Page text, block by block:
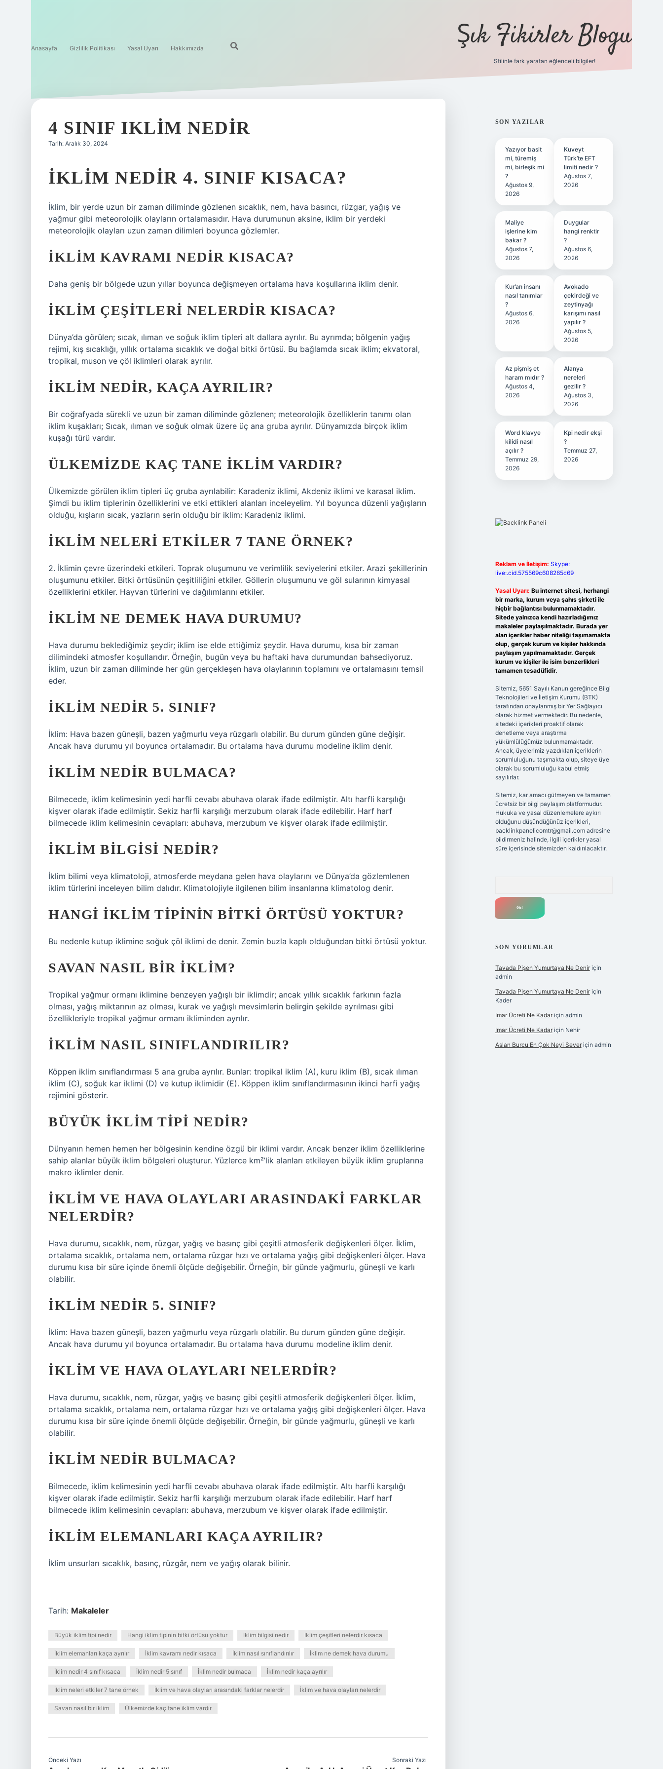
Anasayfa Gizlilik Politikası Yasal Uyarı Hakkımızda Şık Fikirler Blogu
Stilinle fark yaratan eğlenceli bilgiler!
4 SINIF IKLIM NEDIR
Tarih: Aralık 30, 2024
İKLIM NEDIR 4. SINIF KISACA?
İklim, bir yerde uzun bir zaman diliminde gözlenen sıcaklık, nem, hava basıncı, rüzgar, yağış ve
yağmur gibi meteorolojik olayların ortalamasıdır. Hava durumunun aksine, iklim bir yerdeki
meteorolojik olayları uzun zaman dilimleri boyunca gözlemler.
İKLIM KAVRAMI NEDIR KISACA?
Daha geniş bir bölgede uzun yıllar boyunca değişmeyen ortalama hava koşullarına iklim denir.
İKLIM ÇEŞITLERI NELERDIR KISACA?
Dünya’da görülen; sıcak, ılıman ve soğuk iklim tipleri alt dallara ayrılır. Bu ayrımda; bölgenin yağış
rejimi, kış sıcaklığı, yıllık ortalama sıcaklık ve doğal bitki örtüsü. Bu bağlamda sıcak iklim; ekvatoral,
tropikal, muson ve çöl iklimleri olarak ayrılır.
İKLIM NEDIR, KAÇA AYRILIR?
Bir coğrafyada sürekli ve uzun bir zaman diliminde gözlenen; meteorolojik özelliklerin tanımı olan
iklim kuşakları; Sıcak, ılıman ve soğuk olmak üzere üç ana gruba ayrılır. Dünyamızda birçok iklim
kuşağı türü vardır.
ÜLKEMIZDE KAÇ TANE IKLIM VARDIR?
Ülkemizde görülen iklim tipleri üç gruba ayrılabilir: Karadeniz iklimi, Akdeniz iklimi ve karasal iklim.
Şimdi bu iklim tiplerinin özelliklerini ve etki ettikleri alanları inceleyelim. Yıl boyunca düzenli yağışların
olduğu, kışların sıcak, yazların serin olduğu bir iklim: Karadeniz iklimi.
İKLIM NELERI ETKILER 7 TANE ÖRNEK?
2. İklimin çevre üzerindeki etkileri. Toprak oluşumunu ve verimlilik seviyelerini etkiler. Arazi şekillerinin
oluşumunu etkiler. Bitki örtüsünün çeşitliliğini etkiler. Göllerin oluşumunu ve göl sularının kimyasal
özelliklerini etkiler. Hayvan türlerini ve dağılımlarını etkiler.
İKLIM NE DEMEK HAVA DURUMU?
Hava durumu beklediğimiz şeydir; iklim ise elde ettiğimiz şeydir. Hava durumu, kısa bir zaman
dilimindeki atmosfer koşullarıdır. Örneğin, bugün veya bu haftaki hava durumundan bahsediyoruz.
İklim, uzun bir zaman diliminde her gün gerçekleşen hava olaylarının toplamını ve ortalamasını temsil
eder.
İKLIM NEDIR 5. SINIF?
İklim: Hava bazen güneşli, bazen yağmurlu veya rüzgarlı olabilir. Bu durum günden güne değişir.
Ancak hava durumu yıl boyunca ortalamadır. Bu ortalama hava durumu modeline iklim denir.
İKLIM NEDIR BULMACA?
Bilmecede, iklim kelimesinin yedi harfli cevabı abuhava olarak ifade edilmiştir. Altı harfli karşılığı
kişver olarak ifade edilmiştir. Sekiz harfli karşılığı merzubum olarak ifade edilebilir. Harf harf
bilmecede iklim kelimesinin cevapları: abuhava, merzubum ve kişver olarak ifade edilmiştir.
İKLIM BILGISI NEDIR?
İklim bilimi veya klimatoloji, atmosferde meydana gelen hava olaylarını ve Dünya’da gözlemlenen
iklim türlerini inceleyen bilim dalıdır. Klimatolojiyle ilgilenen bilim insanlarına klimatolog denir.
HANGI IKLIM TIPININ BITKI ÖRTÜSÜ YOKTUR?
Bu nedenle kutup iklimine soğuk çöl iklimi de denir. Zemin buzla kaplı olduğundan bitki örtüsü yoktur.
SAVAN NASIL BIR IKLIM?
Tropikal yağmur ormanı iklimine benzeyen yağışlı bir iklimdir; ancak yıllık sıcaklık farkının fazla
olması, yağış miktarının az olması, kurak ve yağışlı mevsimlerin belirgin şekilde ayrılması gibi
özellikleriyle tropikal yağmur ormanı ikliminden ayrılır.
İKLIM NASIL SINIFLANDIRILIR?
Köppen iklim sınıflandırması 5 ana gruba ayrılır. Bunlar: tropikal iklim (A), kuru iklim (B), sıcak ılıman
iklim (C), soğuk kar iklimi (D) ve kutup iklimidir (E). Köppen iklim sınıflandırmasının ikinci harfi yağış
rejimini gösterir.
BÜYÜK IKLIM TIPI NEDIR?
Dünyanın hemen hemen her bölgesinin kendine özgü bir iklimi vardır. Ancak benzer iklim özelliklerine
sahip alanlar büyük iklim bölgeleri oluşturur. Yüzlerce km²’lik alanları etkileyen büyük iklim gruplarına
makro iklimler denir.
İKLIM VE HAVA OLAYLARI ARASINDAKI FARKLAR
NELERDIR?
Hava durumu, sıcaklık, nem, rüzgar, yağış ve basınç gibi çeşitli atmosferik değişkenleri ölçer. İklim,
ortalama sıcaklık, ortalama nem, ortalama rüzgar hızı ve ortalama yağış gibi değişkenleri ölçer. Hava
durumu kısa bir süre içinde önemli ölçüde değişebilir. Örneğin, bir günde yağmurlu, güneşli ve karlı
olabilir.
İKLIM NEDIR 5. SINIF?
İklim: Hava bazen güneşli, bazen yağmurlu veya rüzgarlı olabilir. Bu durum günden güne değişir.
Ancak hava durumu yıl boyunca ortalamadır. Bu ortalama hava durumu modeline iklim denir.
İKLIM VE HAVA OLAYLARI NELERDIR?
Hava durumu, sıcaklık, nem, rüzgar, yağış ve basınç gibi çeşitli atmosferik değişkenleri ölçer. İklim,
ortalama sıcaklık, ortalama nem, ortalama rüzgar hızı ve ortalama yağış gibi değişkenleri ölçer. Hava
durumu kısa bir süre içinde önemli ölçüde değişebilir. Örneğin, bir günde yağmurlu, güneşli ve karlı
olabilir.
İKLIM NEDIR BULMACA?
Bilmecede, iklim kelimesinin yedi harfli cevabı abuhava olarak ifade edilmiştir. Altı harfli karşılığı
kişver olarak ifade edilmiştir. Sekiz harfli karşılığı merzubum olarak ifade edilebilir. Harf harf
bilmecede iklim kelimesinin cevapları: abuhava, merzubum ve kişver olarak ifade edilmiştir.
İKLIM ELEMANLARI KAÇA AYRILIR?
İklim unsurları sıcaklık, basınç, rüzgâr, nem ve yağış olarak bilinir.
Tarih: Makaleler
Büyük iklim tipi nedir Hangi iklim tipinin bitki örtüsü yoktur İklim bilgisi nedir İklim çeşitleri nelerdir kısaca
İklim elemanları kaça ayrılır İklim kavramı nedir kısaca İklim nasıl sınıflandırılır İklim ne demek hava durumu
İklim nedir 4 sınıf kısaca İklim nedir 5 sınıf İklim nedir bulmaca İklim nedir kaça ayrılır
İklim neleri etkiler 7 tane örnek İklim ve hava olayları arasındaki farklar nelerdir İklim ve hava olayları nelerdir
Savan nasıl bir iklim Ülkemizde kaç tane iklim vardır
Önceki Yazı Sonraki Yazı
SIDEBAR
SON YAZILAR
Yazıyor basit
mi, türemiş
mi, birleşik mi
?
Ağustos 9,
2026
Kuveyt
Türk’te EFT
limiti nedir ?
Ağustos 7,
2026
Maliye
işlerine kim
bakar ?
Ağustos 7,
2026
Duygular
hangi renktir
?
Ağustos 6,
2026
Kur’an insanı
nasıl tanımlar
?
Ağustos 6,
2026
Avokado
çekirdeği ve
zeytinyağı
karışımı nasıl
yapılır ?
Ağustos 5,
2026
Az pişmiş et
haram mıdır ?
Ağustos 4,
2026
Alanya
nereleri
gezilir ?
Ağustos 3,
2026
Word klavye
kilidi nasıl
açılır ?
Temmuz 29,
2026
Kpi nedir ekşi
?
Temmuz 27,
2026
Reklam ve İletişim: Skype:
live:.cid.575569c608265c69
Yasal Uyarı: Bu internet sitesi, herhangi
bir marka, kurum veya şahıs şirketi ile
hiçbir bağlantısı bulunmamaktadır.
Sitede yalnızca kendi hazırladığımız
makaleler paylaşılmaktadır. Burada yer
alan içerikler haber niteliği taşımamakta
olup, gerçek kurum ve kişiler hakkında
paylaşım yapılmamaktadır. Gerçek
kurum ve kişiler ile isim benzerlikleri
tamamen tesadüfidir.
Sitemiz, 5651 Sayılı Kanun gereğince Bilgi
Teknolojileri ve İletişim Kurumu (BTK)
tarafından onaylanmış bir Yer Sağlayıcı
olarak hizmet vermektedir. Bu nedenle,
sitedeki içerikleri proaktif olarak
denetleme veya araştırma
yükümlülüğümüz bulunmamaktadır.
Ancak, üyelerimiz yazdıkları içeriklerin
sorumluluğunu taşımakta olup, siteye üye
olarak bu sorumluluğu kabul etmiş
sayılırlar.
Sitemiz, kar amacı gütmeyen ve tamamen
ücretsiz bir bilgi paylaşım platformudur.
Hukuka ve yasal düzenlemelere aykırı
olduğunu düşündüğünüz içerikleri,
backlinkpanelicomtr@gmail.comadresine
bildirmeniz halinde, ilgili içerikler yasal
süre içerisinde sitemizden kaldırılacaktır.
SON YORUMLAR
Tavada Pişen Yumurtaya Ne Deniriçin
admin
Tavada Pişen Yumurtaya Ne Deniriçin
Kader
Imar Ücreti Ne Kadariçin admin
Imar Ücreti Ne Kadariçin Nehir
Aslan Burcu En Çok Neyi Severiçin admin